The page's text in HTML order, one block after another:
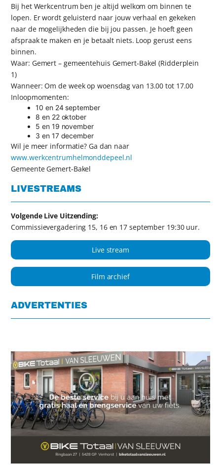
Bij het Werkcentrum ben je altijd welkom om binnen te
lopen. Er wordt geluisterd naar jouw verhaal en gekeken
naar de mogelijkheden die bij jou passen. Je hoeft geen
afspraak te maken en je betaalt niets. Loop gerust eens
binnen.
Waar: Gemert – gemeentehuis Gemert-Bakel (Ridderplein
1)
Wanneer: Om de week op woensdag van 13.00 tot 17.00
Inloopmomenten:
10 en 24 september
8 en 22 oktober
5 en 19 november
3 en 17 december
Wil je meer informatie? Ga dan naar
www.werkcentrumhelmonddepeel.nl
Gemeente Gemert-Bakel
LIVESTREAMS
Volgende Live Uitzending:
Commissievergadering 15, 16 en 17 september 19:30 uur.
Live stream
Film archief
ADVERTENTIES